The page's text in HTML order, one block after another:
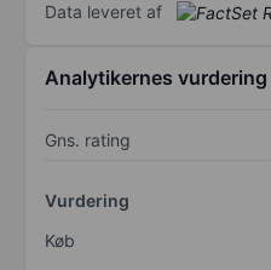
Data leveret af
Analytikernes vurdering
Gns. rating
Vurdering
Køb